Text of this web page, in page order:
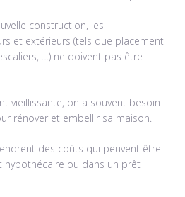
construction, les
et extérieurs (tels que placement
…) ne doivent pas être
vieillissante, on a souvent besoin
rénover et embellir sa maison.
des coûts qui peuvent être
ou dans un prêt